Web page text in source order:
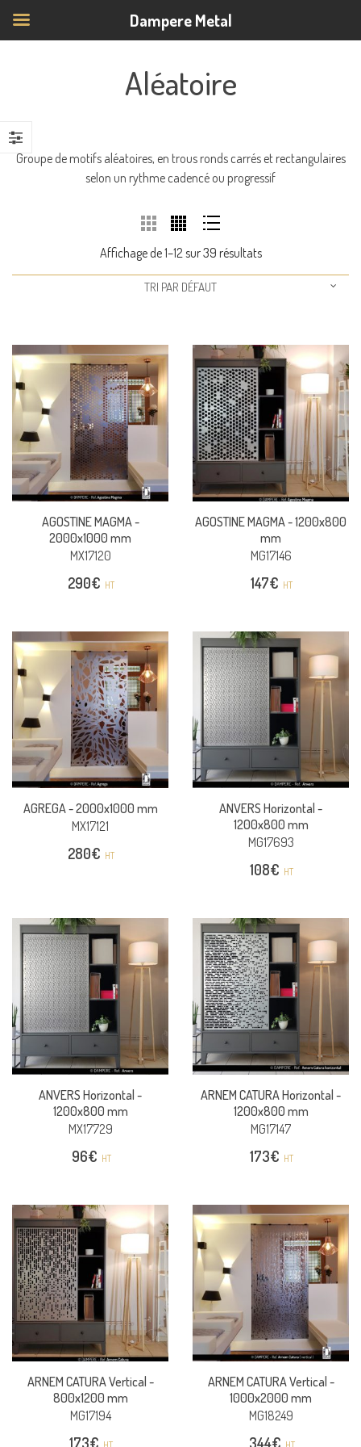
Aléatoire
Groupe de motifs aléatoires, en trous ronds carrés et rectangulaires
selon un rythme cadencé ou progressif
Affichage de 1–12 sur 39 résultats
TRI PAR DÉFAUT
AGOSTINE MAGMA -
2000x1000 mm
MX17120
290€ HT
AGOSTINE MAGMA -1200x800
mm
MG17146
147€ HT
AGREGA -2000x1000 mm
MX17121
280€ HT
ANVERS Horizontal -
1200x800 mm
MG17693
108€ HT
ANVERS Horizontal -
1200x800 mm
MX17729
96€ HT
ARNEM CATURA Horizontal -
1200x800 mm
MG17147
173€ HT
ARNEM CATURA Vertical -
800x1200 mm
MG17194
173€
ARNEM CATURA Vertical -
1000x2000 mm
MG18249
344€
Dampere Metal